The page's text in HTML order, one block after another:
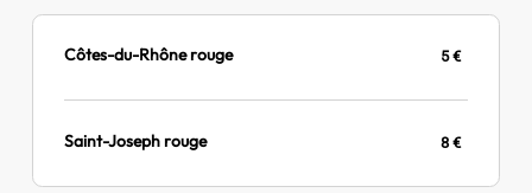
Côtes-du-Rhône rouge 5 €
Saint-Joseph rouge 8 €